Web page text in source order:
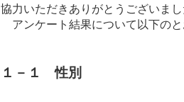
協力いただきありがとうございまし
アンケート結果について以下のと
１－１ 性別